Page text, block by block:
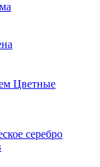
Цветные
серебро